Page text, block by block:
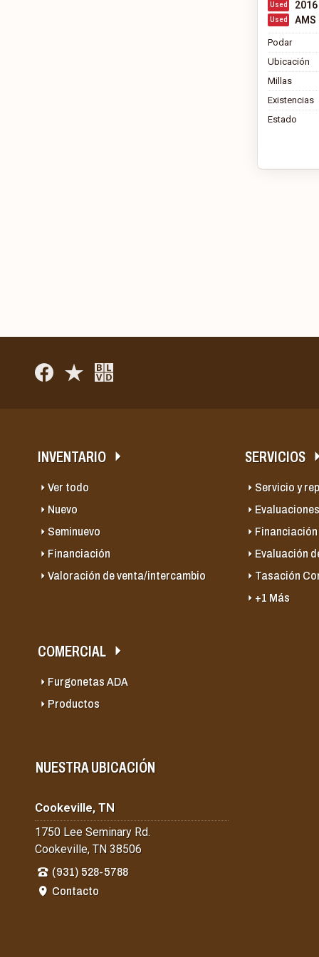
Podar
Ubicación
Millas
Existencias
Estado
INVENTARIO
Ver todo
Nuevo
Seminuevo
Financiación
Valoración de venta/intercambio
SERVICIOS
Servicio y
Financiación
Evaluación
Tasación
+1 Más
COMERCIAL
Furgonetas ADA
Productos
NUESTRA UBICACIÓN
Cookeville, TN
1750 Lee Seminary Rd.
Cookeville, TN 38506
(931) 528-5788
Contacto